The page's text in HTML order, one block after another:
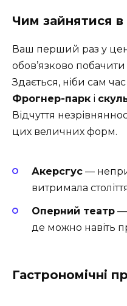
Чим зайнятися в
Ваш перший раз у
обов’язково побачити
Здається, ніби сам
Фрогнер-парк і
Відчуття
цих величних форм.
Акерсгус —
витримала
Оперний театр —
де можно навіть
Гастрономічні